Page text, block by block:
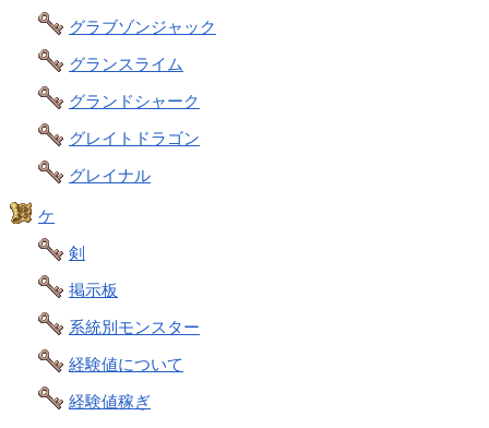
グラブゾンジャック
グランスライム
グランドシャーク
グレイトドラゴン
グレイナル
ケ
剣
掲示板
系統別モンスター
経験値について
経験値稼ぎ